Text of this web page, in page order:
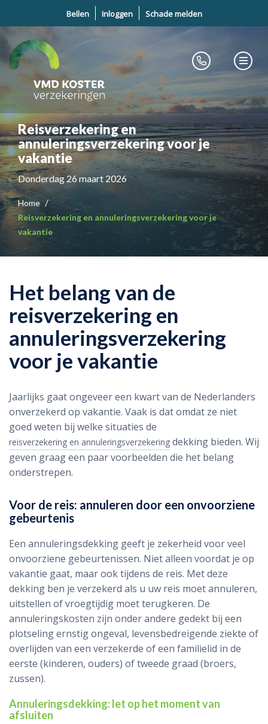
Bellen Inloggen Schade melden
Reisverzekering en
annuleringsverzekering voor je
vakantie
Donderdag 26 maart 2026
Home
Reisverzekering en annuleringsverzekering voor je
vakantie
Het belang van de
reisverzekering en
annuleringsverzekering
voor je vakantie
Jaarlijks gaat ongeveer een kwart van de Nederlanders
onverzekerd op vakantie. Vaak is dat omdat ze niet
goed weten bij welke situaties de
reisverzekering en annuleringsverzekering dekking bieden. Wij
geven graag een paar voorbeelden die het belang
onderstrepen.
Voor de reis: annuleren door een onvoorziene
gebeurtenis
Een annuleringsdekking geeft je zekerheid voor veel
onvoorziene gebeurtenissen. Niet alleen voordat je op
vakantie gaat, maar ook tijdens de reis. Met deze
dekking ben je verzekerd als u uw reis moet annuleren,
uitstellen of vroegtijdig moet terugkeren. De
annuleringskosten zijn onder andere gedekt bij een
plotseling ernstig ongeval, levensbedreigende ziekte of
overlijden van een verzekerde of een familielid in de
eerste (kinderen, ouders) of tweede graad (broers,
zussen).
Annuleringsdekking: let op het moment van
afsluiten